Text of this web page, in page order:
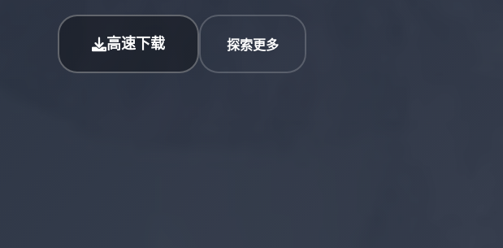
高速下载 探索更多